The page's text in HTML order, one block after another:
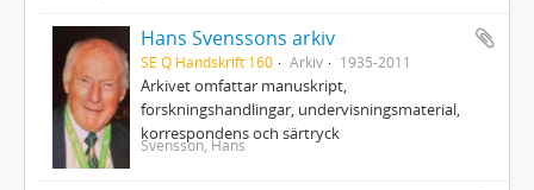
Hans Svenssons arkiv
SE Q Handskrift 160 Arkiv 1935-2011
Arkivet omfattar manuskript,
forskningshandlingar, undervisningsmaterial,
korrespondens och särtryck
Svensson, Hans